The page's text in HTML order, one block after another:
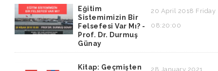
Eğitim
Sistemimizin Bir
Felsefesi Var Mı? -
Prof. Dr. Durmuş
Günay
20 April 2018 Friday
08:20:00
Kitap: Geçmişten
28 January 2021